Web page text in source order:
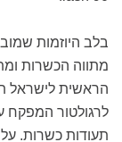
בלב היוזמות
מתווה הכשרות
הראשית לישראל
לרגולטור המפקח
תעודות כשרות. על